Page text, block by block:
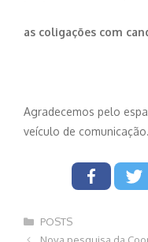
as coligações com
Agradecemos pelo
veículo de comunicação.
Categorias
POSTS
Navegação